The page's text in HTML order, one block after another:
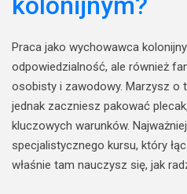
Praca jako wychowawca
odpowiedzialność, ale również
osobisty i zawodowy. Marzysz o
jednak zaczniesz pakować
kluczowych warunków.
specjalistycznego kursu, który
właśnie tam nauczysz się, jak